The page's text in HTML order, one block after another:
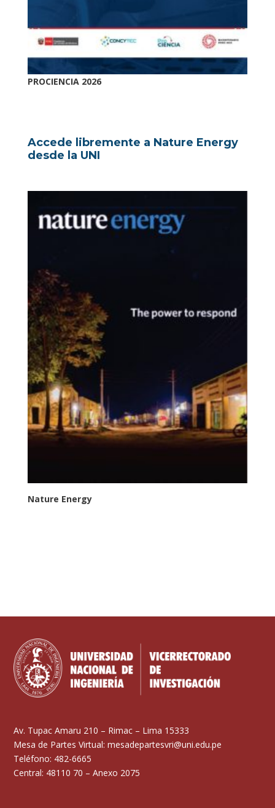
PROCIENCIA 2026
Accede libremente a Nature Energy
desde la UNI
Nature Energy
Av. Tupac Amaru 210 – Rimac – Lima 15333
Mesa de Partes Virtual: mesadepartesvri@uni.edu.pe
Teléfono: 482-6665
Central: 48110 70 – Anexo 2075